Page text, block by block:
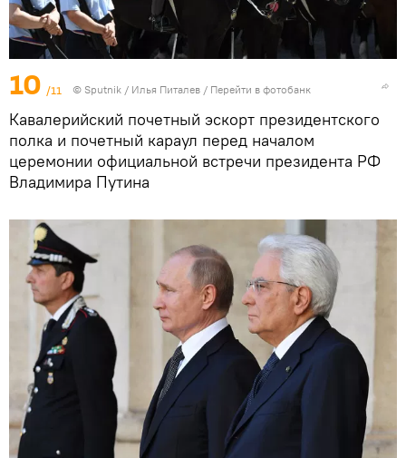
10 /11 © Sputnik / Илья Питалев / Перейти в фотобанк
Кавалерийский почетный эскорт президентского
полка и почетный караул перед началом
церемонии официальной встречи президента РФ
Владимира Путина